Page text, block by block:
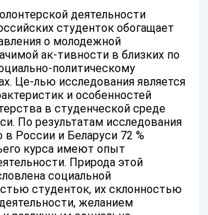
деятельности
студенток обогащает
о молодежной
ак-тивности в близких по
политическому
Це-лью исследования является
и особенностей
в студенческой среде
По результатам исследования
в России и Беларуси 72 %
курса имеют опыт
Природа этой
социальной
студенток, их склонностью
желанием